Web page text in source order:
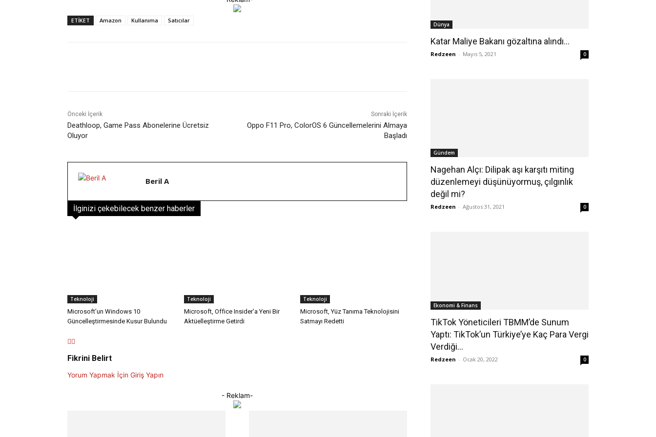
ETIKET Amazon Kullanıma Satıcılar
Önceki İçerik
Deathloop, Game Pass Abonelerine Ücretsiz
Oluyor
Sonraki İçerik
Oppo F11 Pro, ColorOS 6 Güncellemelerini Almaya
Başladı
Beril A
İlginizi çekebilecek benzer haberler
Teknoloji
Microsoft’un Windows 10
Güncelleştirmesinde Kusur Bulundu
Teknoloji
Microsoft, Office Insider’a Yeni Bir
Aktüelleştirme Getirdi
Teknoloji
Microsoft, Yüz Tanıma Teknolojisini
Satmayı Redetti
Fikrini Belirt
Yorum Yapmak İçin Giriş Yapın
- Reklam-
Dünya
Katar Maliye Bakanı gözaltına alındı…
Redzeen - Mayıs 5, 2021 0
Gündem
Nagehan Alçı: Dilipak aşı karşıtı miting
düzenlemeyi düşünüyormuş, çılgınlık
değil mi?
Redzeen - Ağustos 31, 2021 0
Ekonomi & Finans
TikTok Yöneticileri TBMM’de Sunum
Yaptı: TikTok’un Türkiye’ye Kaç Para Vergi
Verdiği...
Redzeen - Ocak 20, 2022 0